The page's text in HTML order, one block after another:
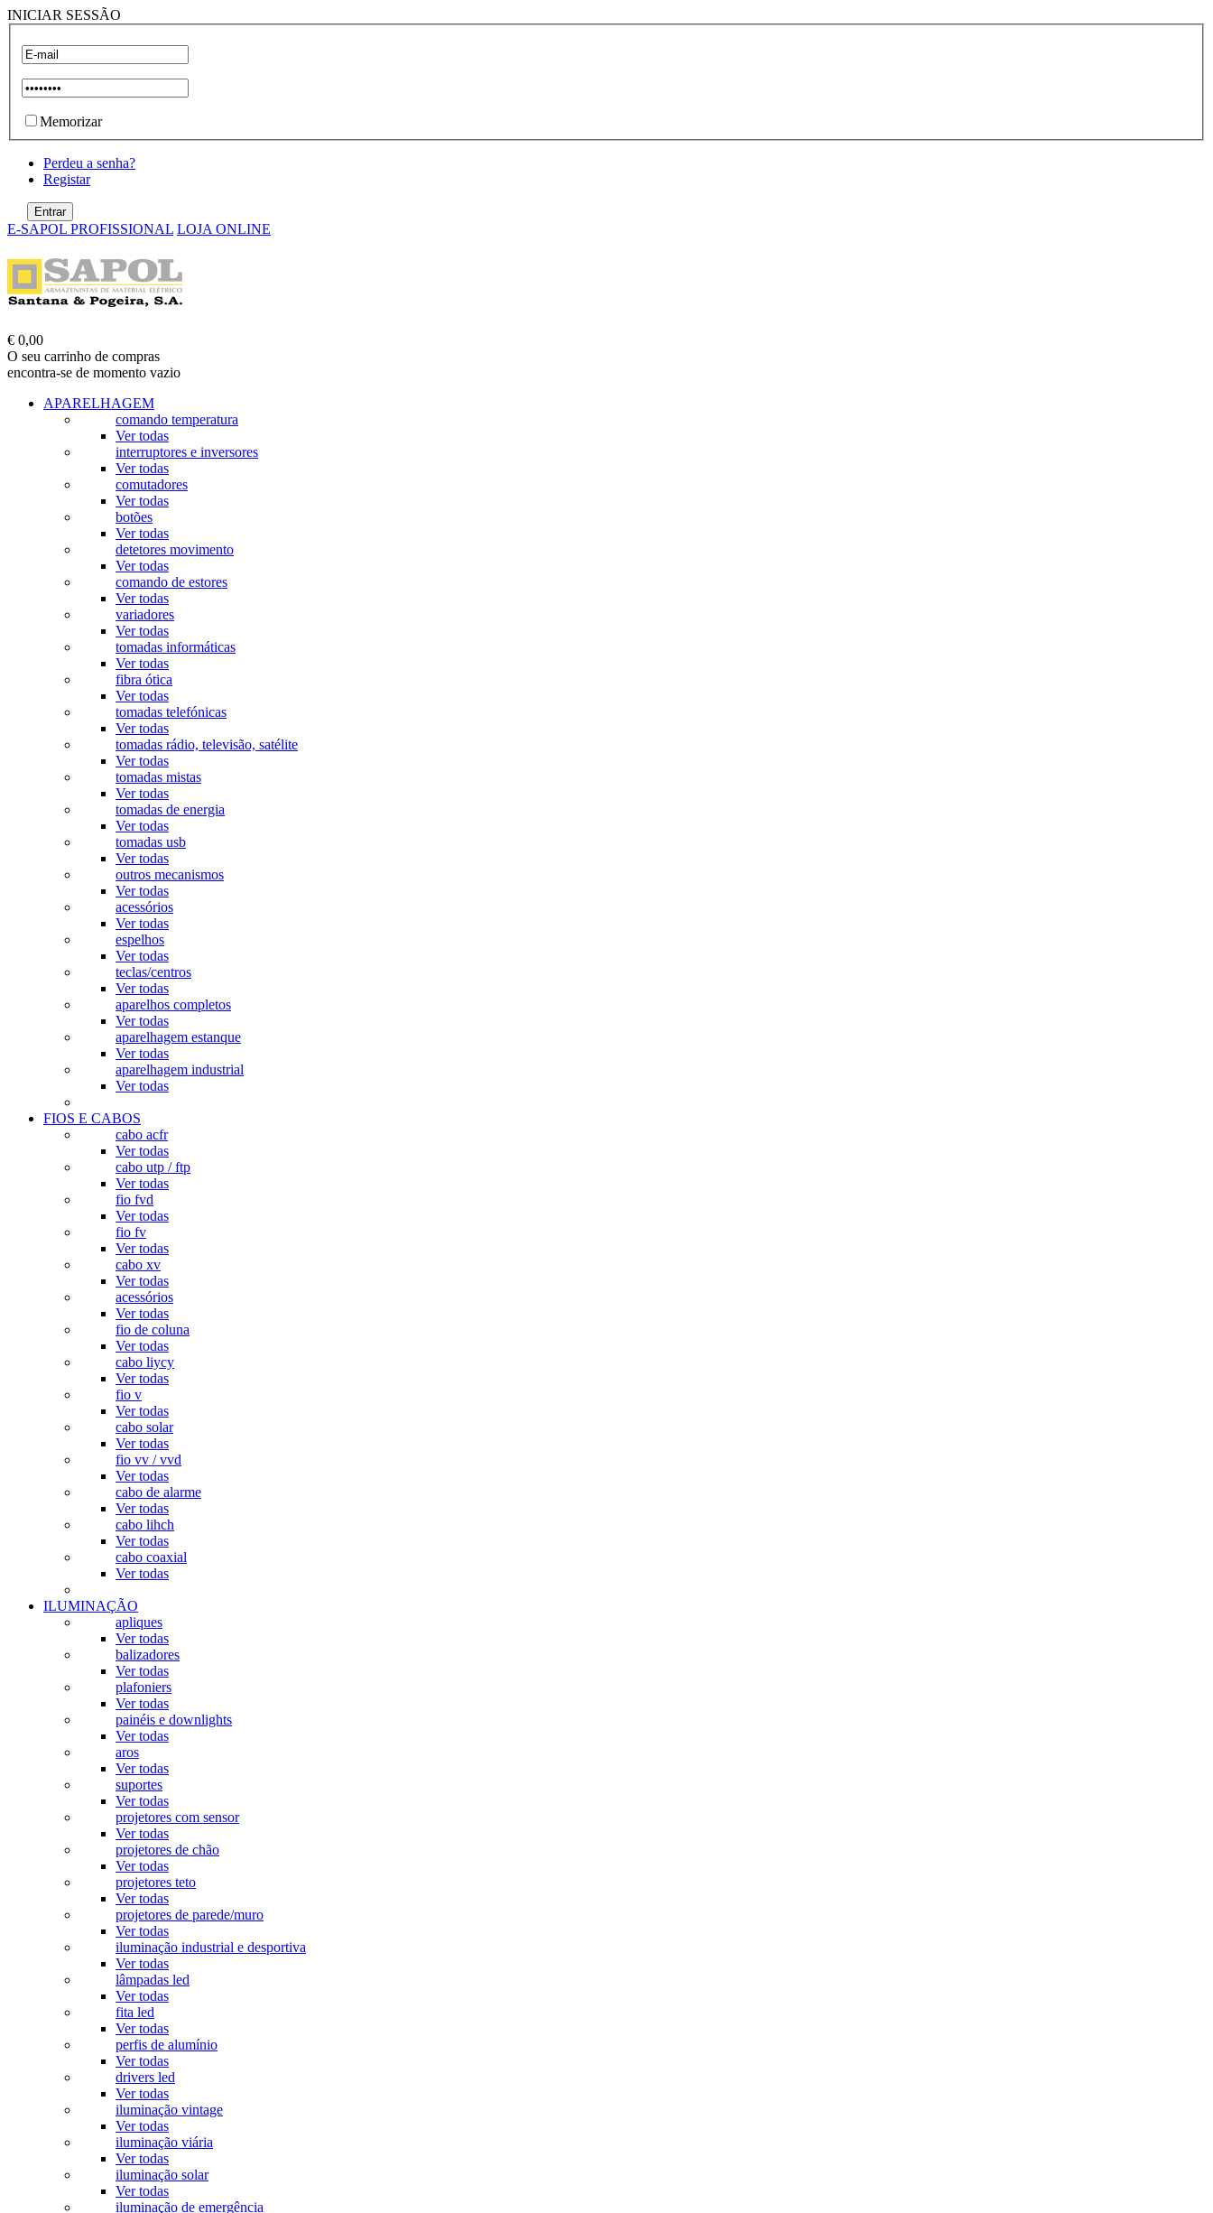
INICIAR SESSÃO
Memorizar
Perdeu a senha?
Registar
E-SAPOL PROFISSIONAL LOJA ONLINE
€ 0,00
O seu carrinho de compras
encontra-se de momento vazio
APARELHAGEM
comando temperatura
Ver todas
interruptores e inversores
Ver todas
comutadores
Ver todas
botões
Ver todas
detetores movimento
Ver todas
comando de estores
Ver todas
variadores
Ver todas
tomadas informáticas
Ver todas
fibra ótica
Ver todas
tomadas telefónicas
Ver todas
tomadas rádio, televisão, satélite
Ver todas
tomadas mistas
Ver todas
tomadas de energia
Ver todas
tomadas usb
Ver todas
outros mecanismos
Ver todas
acessórios
Ver todas
espelhos
Ver todas
teclas/centros
Ver todas
aparelhos completos
Ver todas
aparelhagem estanque
Ver todas
aparelhagem industrial
Ver todas
FIOS E CABOS
cabo acfr
Ver todas
cabo utp / ftp
Ver todas
fio fvd
Ver todas
fio fv
Ver todas
cabo xv
Ver todas
acessórios
Ver todas
fio de coluna
Ver todas
cabo liycy
Ver todas
fio v
Ver todas
cabo solar
Ver todas
fio vv / vvd
Ver todas
cabo de alarme
Ver todas
cabo lihch
Ver todas
cabo coaxial
Ver todas
ILUMINAÇÃO
apliques
Ver todas
balizadores
Ver todas
plafoniers
Ver todas
painéis e downlights
Ver todas
aros
Ver todas
suportes
Ver todas
projetores com sensor
Ver todas
projetores de chão
Ver todas
projetores teto
Ver todas
projetores de parede/muro
Ver todas
iluminação industrial e desportiva
Ver todas
lâmpadas led
Ver todas
fita led
Ver todas
perfis de alumínio
Ver todas
drivers led
Ver todas
iluminação vintage
Ver todas
iluminação viária
Ver todas
iluminação solar
Ver todas
iluminação de emergência